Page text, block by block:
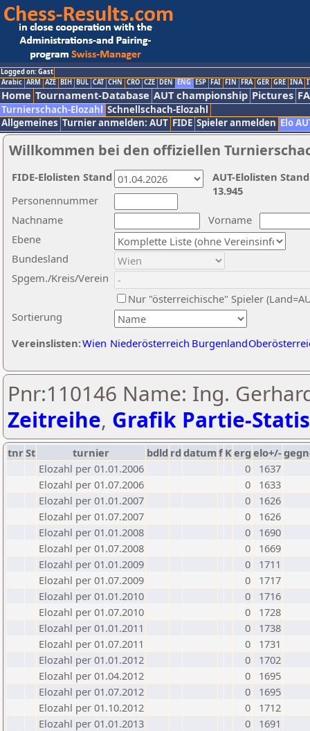
Logged on: Gast
Arabic ARM AZE BIH BUL CAT CHN CRO CZE DEN ENG ESP FAI FIN FRA GER GRE INA
Home Tournament-Database AUT championship Pictures
Turnierschach-Elozahl Schnellschach-Elozahl
Allgemeines Turnier anmelden: AUT FIDE Spieler anmelden Elo
Willkommen bei den offiziellen
Nachname
Vorname
Ebene
Sortierung
Personennummer
Bundesland
Spgem./Kreis/Verein
Nur "österreichische" Spieler
Vereinslisten:Wien Niederösterreich Burgenland
AUT-Elolisten
13.945
FIDE-Elolisten Stand
Pnr:110146 Name: Ing.
Zeitreihe, Grafik Partie-
tnrSt turnier bdld rd datumf Kerg elo+/-
Elozahl per 01.01.2006
0
1637
Elozahl per 01.07.2006
0
1633
Elozahl per 01.01.2007
0
1626
Elozahl per 01.07.2007
0
1626
Elozahl per 01.01.2008
0
1690
Elozahl per 01.07.2008
0
1669
Elozahl per 01.01.2009
0
1711
Elozahl per 01.07.2009
0
1717
Elozahl per 01.01.2010
0
1716
Elozahl per 01.07.2010
0
1728
Elozahl per 01.01.2011
0
1738
Elozahl per 01.07.2011
0
1731
Elozahl per 01.01.2012
0
1702
Elozahl per 01.04.2012
0
1695
Elozahl per 01.07.2012
0
1695
Elozahl per 01.10.2012
0
1712
Elozahl per 01.01.2013
0
1691